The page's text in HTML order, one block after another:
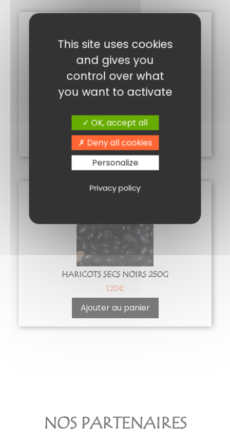
1,05€
Ajouter au panier
HARICOTS SECS NOIRS 250G
1,20€
Ajouter au panier
NOS PARTENAIRES
This site uses cookies
and gives you
control over what
you want to activate
OK, accept all
Deny all cookies
Personalize
Privacy policy